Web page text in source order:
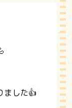
ました👍